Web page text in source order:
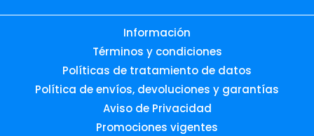
Información
Términos y condiciones
Políticas de tratamiento de datos
Política de envíos, devoluciones y garantías
Aviso de Privacidad
Promociones vigentes